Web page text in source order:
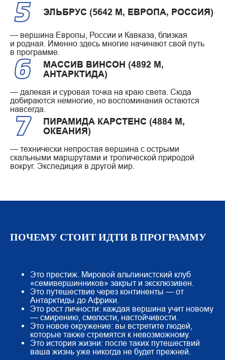
ЭЛЬБРУС (5642 М, ЕВРОПА, РОССИЯ)
— вершина Европы, России и Кавказа, близкая
и родная. Именно здесь многие начинают свой путь
в программе.
МАССИВ ВИНСОН (4892 М,
АНТАРКТИДА)
— далекая и суровая точка на краю света. Сюда
добираются немногие, но воспоминания остаются
навсегда.
ПИРАМИДА КАРСТЕНС (4884 М,
ОКЕАНИЯ)
— технически непростая вершина с острыми
скальными маршрутами и тропической природой
вокруг. Экспедиция в другой мир.
ПОЧЕМУ СТОИТ ИДТИ В ПРОГРАММУ
Это престиж. Мировой альпинистский клуб
«семивершинников» закрыт и эксклюзивен.
Это путешествие через континенты — от
Антарктиды до Африки.
Это рост личности: каждая вершина учит новому
— смирению, смелости, настойчивости.
Это новое окружение: вы встретите людей,
которые также стремятся к невозможному.
Это история жизни: после таких путешествий
ваша жизнь уже никогда не будет прежней.